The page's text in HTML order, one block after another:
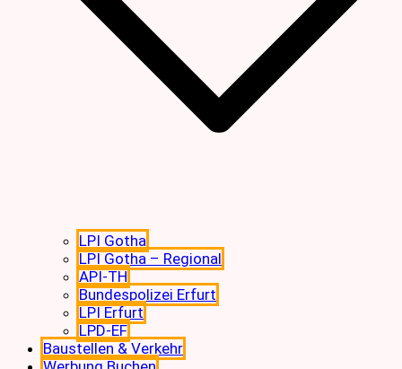
LPI Gotha
LPI Gotha – Regional
API-TH
Bundespolizei Erfurt
LPI Erfurt
LPD-EF
Baustellen & Verkehr